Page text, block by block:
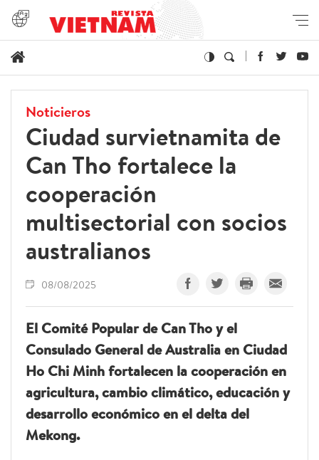
Noticieros
Ciudad survietnamita de
Can Tho fortalece la
cooperación
multisectorial con socios
australianos
08/08/2025
El Comité Popular de Can Tho y el
Consulado General de Australia en Ciudad
Ho Chi Minh fortalecen la cooperación en
agricultura, cambio climático, educación y
desarrollo económico en el delta del
Mekong.